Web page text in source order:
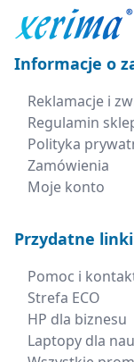
Informacje o
Reklamacje i
Regulamin
Polityka
Zamówienia
Moje konto
Przydatne linki
Pomoc i
Strefa ECO
HP dla biznesu
Laptopy dla